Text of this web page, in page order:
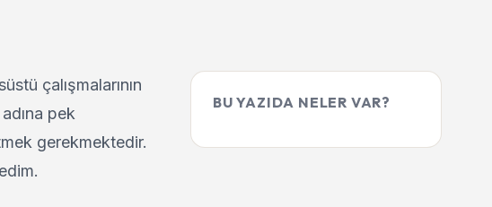
çalışmalarının
pek
gerekmektedir.
BU YAZIDA NELER VAR?